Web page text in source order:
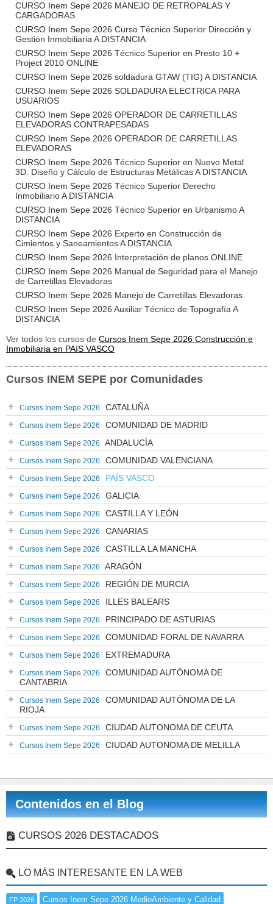
CURSO Inem Sepe 2026 MANEJO DE RETROPALAS Y
CARGADORAS
CURSO Inem Sepe 2026 Curso Técnico Superior Dirección y
Gestión Inmobiliaria A DISTANCIA
CURSO Inem Sepe 2026 Técnico Superior en Presto 10 +
Project 2010 ONLINE
CURSO Inem Sepe 2026 soldadura GTAW (TIG) A DISTANCIA
CURSO Inem Sepe 2026 SOLDADURA ELECTRICA PARA
USUARIOS
CURSO Inem Sepe 2026 OPERADOR DE CARRETILLAS
ELEVADORAS CONTRAPESADAS
CURSO Inem Sepe 2026 OPERADOR DE CARRETILLAS
ELEVADORAS
CURSO Inem Sepe 2026 Técnico Superior en Nuevo Metal
3D. Diseño y Cálculo de Estructuras Metálicas A DISTANCIA
CURSO Inem Sepe 2026 Técnico Superior Derecho
Inmobiliario A DISTANCIA
CURSO Inem Sepe 2026 Técnico Superior en Urbanismo A
DISTANCIA
CURSO Inem Sepe 2026 Experto en Construcción de
Cimientos y Saneamientos A DISTANCIA
CURSO Inem Sepe 2026 Interpretación de planos ONLINE
CURSO Inem Sepe 2026 Manual de Seguridad para el Manejo
de Carretillas Elevadoras
CURSO Inem Sepe 2026 Manejo de Carretillas Elevadoras
CURSO Inem Sepe 2026 Auxiliar Técnico de Topografía A
DISTANCIA
Ver todos los cursos de Cursos Inem Sepe 2026 Construcción e
Inmobiliaria en PAíS VASCO
Cursos INEM SEPE por Comunidades
Cursos Inem Sepe 2026 CATALUÑA
Cursos Inem Sepe 2026 COMUNIDAD DE MADRID
Cursos Inem Sepe 2026 ANDALUCÍA
Cursos Inem Sepe 2026 COMUNIDAD VALENCIANA
Cursos Inem Sepe 2026 PAÍS VASCO
Cursos Inem Sepe 2026 GALICIA
Cursos Inem Sepe 2026 CASTILLA Y LEÓN
Cursos Inem Sepe 2026 CANARIAS
Cursos Inem Sepe 2026 CASTILLA LA MANCHA
Cursos Inem Sepe 2026 ARAGÓN
Cursos Inem Sepe 2026 REGIÓN DE MURCIA
Cursos Inem Sepe 2026 ILLES BALEARS
Cursos Inem Sepe 2026 PRINCIPADO DE ASTURIAS
Cursos Inem Sepe 2026 COMUNIDAD FORAL DE NAVARRA
Cursos Inem Sepe 2026 EXTREMADURA
Cursos Inem Sepe 2026
COMUNIDAD AUTÓNOMA DE
CANTABRIA
Cursos Inem Sepe 2026
COMUNIDAD AUTÓNOMA DE LA
RIOJA
Cursos Inem Sepe 2026 CIUDAD AUTONOMA DE CEUTA
Cursos Inem Sepe 2026 CIUDAD AUTONOMA DE MELILLA
Contenidos en el Blog
CURSOS 2026 DESTACADOS
LO MÁS INTERESANTE EN LA WEB
FP 2026 Cursos Inem Sepe 2026 MedioAmbiente y Calidad